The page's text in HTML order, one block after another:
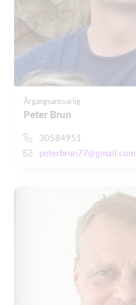
Årgangsansvarlig
Peter Brun
30584951
peterbrun77@gmail.com